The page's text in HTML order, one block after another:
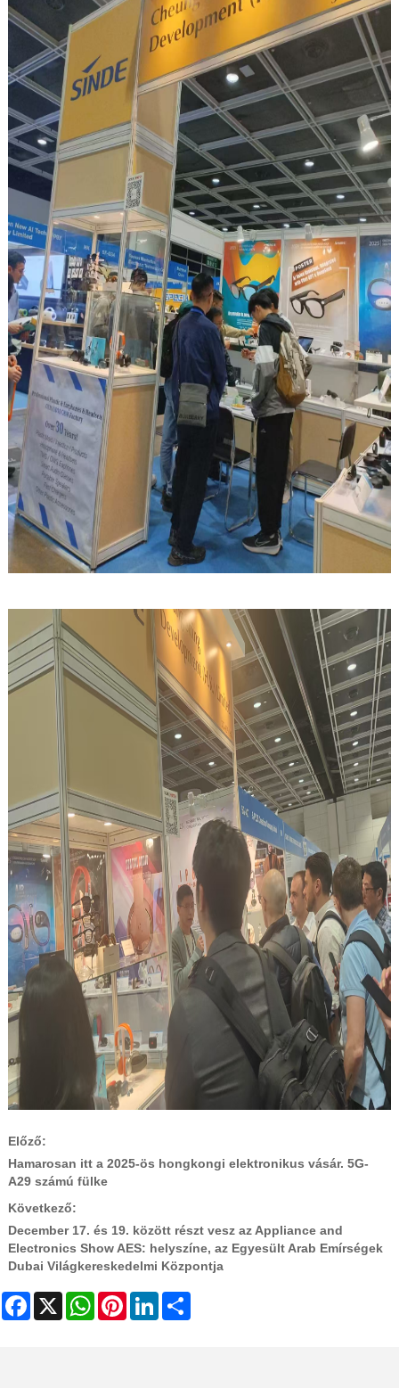
Előző:
Hamarosan itt a 2025-ös hongkongi elektronikus vásár. 5G-
A29 számú fülke
Következő:
December 17. és 19. között részt vesz az Appliance and
Electronics Show AES: helyszíne, az Egyesült Arab Emírségek
Dubai Világkereskedelmi Központja
Facebook
X WhatsAppPinterestLinkedIn